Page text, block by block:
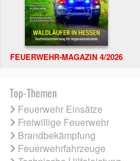
FEUERWEHR-MAGAZIN 4/2026
Top-Themen
Feuerwehr Einsätze
Freiwillige Feuerwehr
Brandbekämpfung
Feuerwehrfahrzeuge